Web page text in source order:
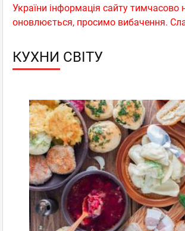
України інформація сайту тимчасово
оновлюється, просимо вибачення.
КУХНИ СВІТУ